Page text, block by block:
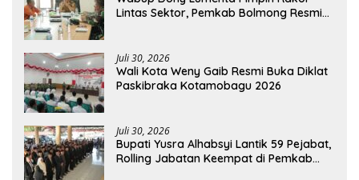
Lintas Sektor, Pemkab Bolmong Resmi
Juli 30, 2026
Wali Kota Weny Gaib Resmi Buka Diklat
Paskibraka Kotamobagu 2026
Juli 30, 2026
Bupati Yusra Alhabsyi Lantik 59 Pejabat,
Rolling Jabatan Keempat di Pemkab